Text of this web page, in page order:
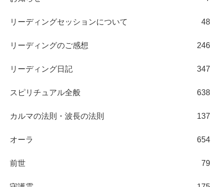
リーディングセッションについて 48
リーディングのご感想 246
リーディング日記 347
スピリチュアル全般 638
カルマの法則・波長の法則 137
オーラ 654
前世 79